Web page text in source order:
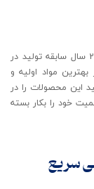
شرکت تجهیزات توانبخشی رهاورد مهر ایرانیان با بیش از 20 سال سابقه تولید در
مواد اولیه و
این محصولات را در
خود را بکار بسته
سریع